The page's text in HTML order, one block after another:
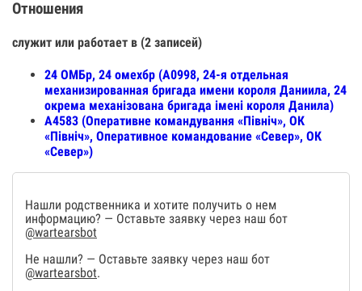
Отношения
служит или работает в (2 записей)
24 ОМБр, 24 омехбр (А0998, 24-я отдельная
механизированная бригада имени короля Даниила, 24
окрема механізована бригада імені короля Данила)
А4583 (Оперативне командування «Північ», ОК
«Північ», Оперативное командование «Север», ОК
«Север»)
Нашли родственника и хотите получить о нем
информацию? — Оставьте заявку через наш бот
@wartearsbot
Не нашли? — Оставьте заявку через наш бот
@wartearsbot.